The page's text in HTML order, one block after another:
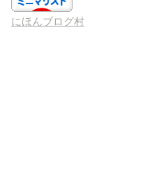
にほんブログ村